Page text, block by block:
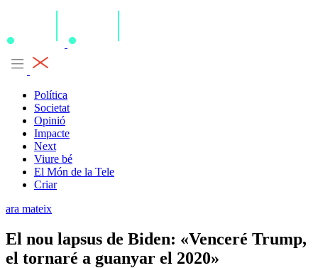
Política
Societat
Opinió
Impacte
Next
Viure bé
El Món de la Tele
Criar
ara mateix
El nou lapsus de Biden: «Venceré Trump,
el tornaré a guanyar el 2020»